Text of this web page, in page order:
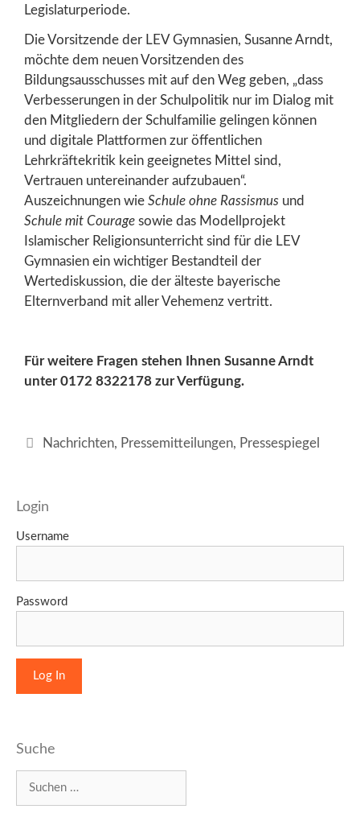
Legislaturperiode.
Die Vorsitzende der LEV Gymnasien, Susanne Arndt,
möchte dem neuen Vorsitzenden des
Bildungsausschusses mit auf den Weg geben, „dass
Verbesserungen in der Schulpolitik nur im Dialog mit
den Mitgliedern der Schulfamilie gelingen können
und digitale Plattformen zur öffentlichen
Lehrkräftekritik kein geeignetes Mittel sind,
Vertrauen untereinander aufzubauen“.
Auszeichnungen wie Schule ohne Rassismus und
Schule mit Courage sowie das Modellprojekt
Islamischer Religionsunterricht sind für die LEV
Gymnasien ein wichtiger Bestandteil der
Wertediskussion, die der älteste bayerische
Elternverband mit aller Vehemenz vertritt.
Für weitere Fragen stehen Ihnen Susanne Arndt
unter 0172 8322178 zur Verfügung.
Kategorien
Nachrichten, Pressemitteilungen, Pressespiegel
Login
Username
Password
Suche